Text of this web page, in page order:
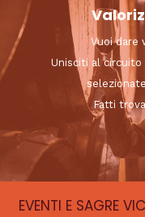
Vuoi dare
Unisciti al circuito
Fatti
EVENTI E SAGRE